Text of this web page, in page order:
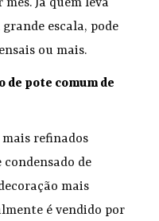
Já quem leva
escala, pode
ou mais.
de pote comum de
refinados
de
mais
é vendido por